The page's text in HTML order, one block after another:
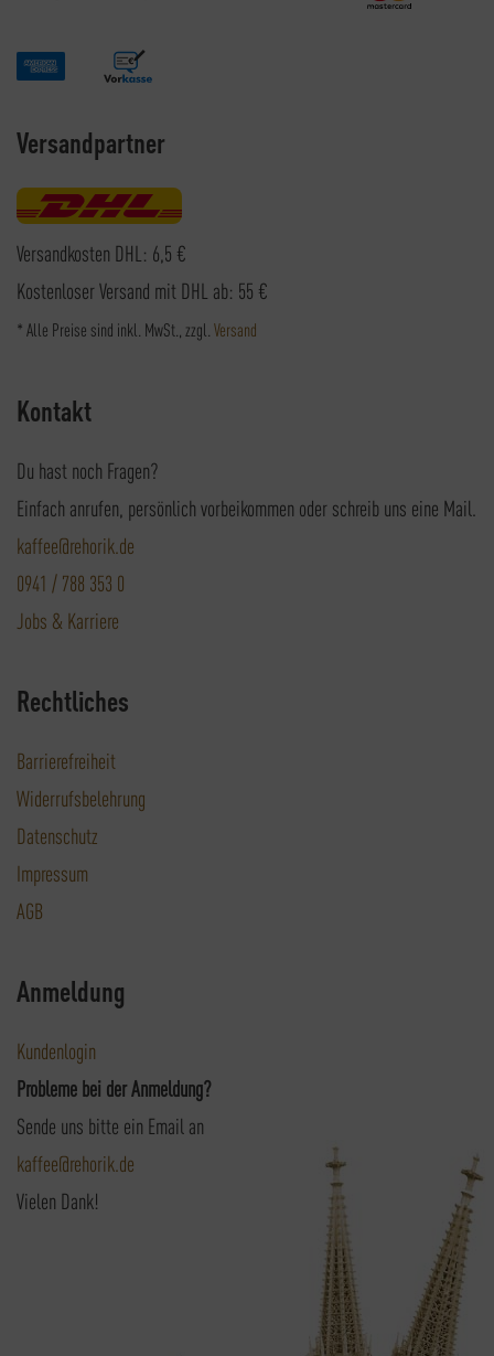
Versandpartner
Versandkosten DHL: 6,5 €
Kostenloser Versand mit DHL ab: 55 €
* Alle Preise sind inkl. MwSt., zzgl. Versand
Kontakt
Du hast noch Fragen?
Einfach anrufen, persönlich vorbeikommen oder schreib uns eine Mail.
kaffee@rehorik.de
0941 / 788 353 0
Jobs & Karriere
Rechtliches
Barrierefreiheit
Widerrufsbelehrung
Datenschutz
Impressum
AGB
Anmeldung
Kundenlogin
Probleme bei der Anmeldung?
Sende uns bitte ein Email an
kaffee@rehorik.de
Vielen Dank!